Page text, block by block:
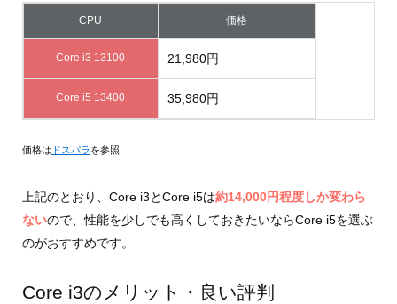
CPU 価格
Core i3 13100 21,980円
Core i5 13400 35,980円
価格は ドスパラ を参照
上記のとおり、Core i3とCore i5は約14,000円程度しか変わら
ないので、性能を少しでも高くしておきたいならCore i5を選ぶ
のがおすすめです。
Core i3のメリット・良い評判